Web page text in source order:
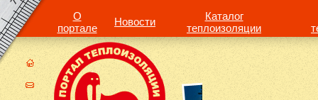
О
портале
Новости
Каталог
теплоизоляции